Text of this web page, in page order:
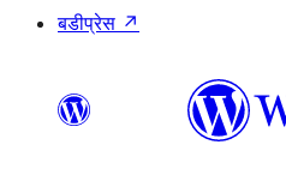
बडीप्रेस ↗